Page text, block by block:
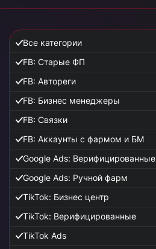
Все категории
FB: Старые ФП
FB: Автореги
FB: Бизнес менеджеры
FB: Связки
FB: Аккаунты с фармом и БМ
Google Ads: Верифицированные
Google Ads: Ручной фарм
TikTok: Бизнес центр
TikTok: Верифицированные
TikTok Ads